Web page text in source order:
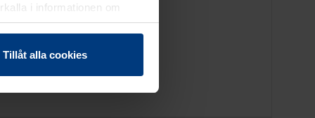
i informationen om
Tillåt alla cookies